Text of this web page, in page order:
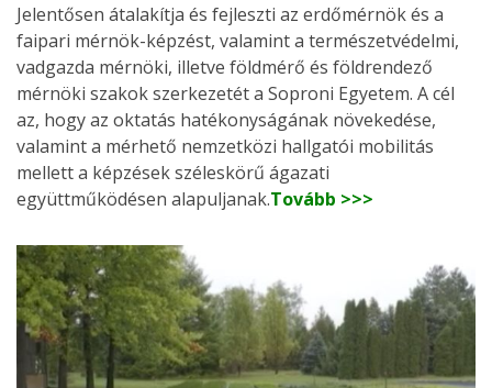
Jelentősen átalakítja és fejleszti az erdőmérnök és a
faipari mérnök-képzést, valamint a természetvédelmi,
vadgazda mérnöki, illetve földmérő és földrendező
mérnöki szakok szerkezetét a Soproni Egyetem. A cél
az, hogy az oktatás hatékonyságának növekedése,
valamint a mérhető nemzetközi hallgatói mobilitás
mellett a képzések széleskörű ágazati
együttműködésen alapuljanak.Tovább >>>